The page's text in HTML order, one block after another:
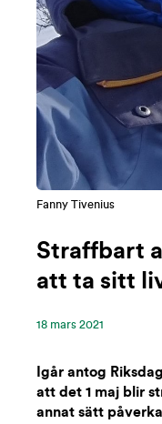
Fanny Tivenius
Straffbart
att ta sitt
18 ‪mars‬ 2021
Igår antog
att det 1 maj blir
annat sätt